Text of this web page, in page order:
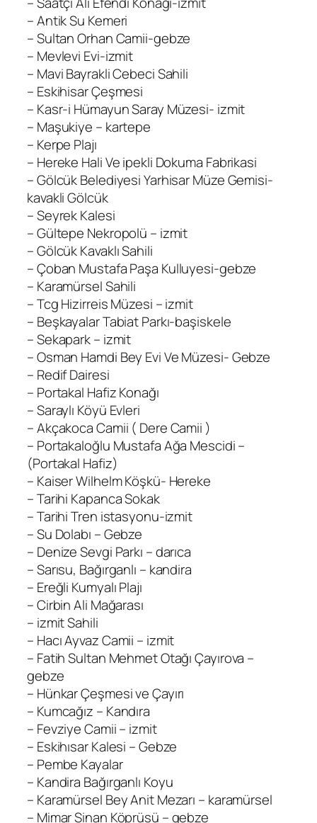
– Antik Su Kemeri
– Sultan Orhan Camii-gebze
– Mevlevi Evi-izmit
– Mavi Bayrakli Cebeci Sahili
– Eskihisar Çeşmesi
– Kasr-i Hümayun Saray Müzesi- izmit
– Maşukiye – kartepe
– Kerpe Plajı
– Hereke Hali Ve ipekli Dokuma Fabrikasi
– Gölcük Belediyesi Yarhisar Müze Gemisi-
kavakli Gölcük
– Seyrek Kalesi
– Gültepe Nekropolü – izmit
– Gölcük Kavaklı Sahili
– Çoban Mustafa Paşa Kulluyesi-gebze
– Karamürsel Sahili
– Tcg Hizirreis Müzesi – izmit
– Beşkayalar Tabiat Parkı-başiskele
– Sekapark – izmit
– Osman Hamdi Bey Evi Ve Müzesi- Gebze
– Redif Dairesi
– Portakal Hafiz Konağı
– Saraylı Köyü Evleri
– Akçakoca Camii ( Dere Camii )
– Portakaloğlu Mustafa Ağa Mescidi –
(Portakal Hafiz)
– Kaiser Wilhelm Köşkü- Hereke
– Tarihi Kapanca Sokak
– Tarihi Tren istasyonu-izmit
– Su Dolabı – Gebze
– Denize Sevgi Parkı – darıca
– Sarısu, Bağırganlı – kandira
– Ereğli Kumyalı Plajı
– Cirbin Ali Mağarası
– izmit Sahili
– Hacı Ayvaz Camii – izmit
– Fatih Sultan Mehmet Otağı Çayırova –
gebze
– Hünkar Çeşmesi ve Çayırı
– Kumcağız – Kandıra
– Fevziye Camii – izmit
– Eskihısar Kalesi – Gebze
– Pembe Kayalar
– Kandira Bağırganlı Koyu
– Karamürsel Bey Anit Mezarı – karamürsel
– Mimar Sinan Köprüsü – gebze